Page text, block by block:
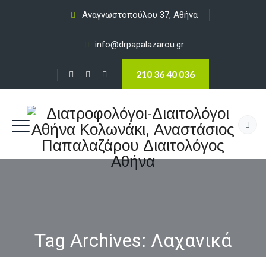
Αναγνωστοπούλου 37, Αθήνα
info@drpapalazarou.gr
210 36 40 036
Tag Archives: Λαχανικά